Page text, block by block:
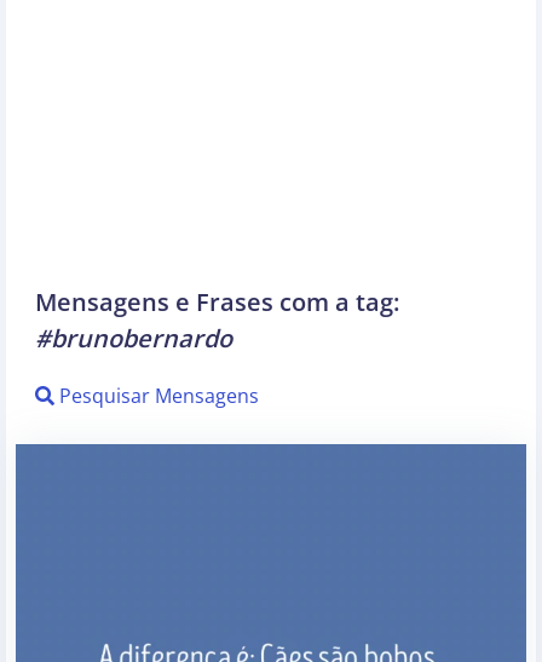
Mensagens e Frases com a tag:
#brunobernardo
Pesquisar Mensagens